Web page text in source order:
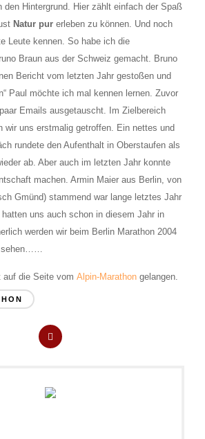
den Hintergrund. Hier zählt einfach der Spaß
Natur pur erleben zu können. Und noch
Leute kennen. So habe ich die
Braun aus der Schweiz gemacht. Bruno
Bericht vom letzten Jahr gestoßen und
Paul möchte ich mal kennen lernen. Zuvor
Emails ausgetauscht. Im Zielbereich
wir uns erstmalig getroffen. Ein nettes und
rundete den Aufenthalt in Oberstaufen als
ab. Aber auch im letzten Jahr konnte
machen. Armin Maier aus Berlin, von
Gmünd) stammend war lange letztes Jahr
uns auch schon in diesem Jahr in
werden wir beim Berlin Marathon 2004
sehen……
auf die Seite vom Alpin-Marathon gelangen.